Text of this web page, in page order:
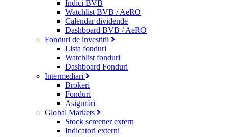
Indici BVB
Watchlist BVB / AeRO
Calendar dividende
Dashboard BVB / AeRO
Fonduri de investitii
Lista fonduri
Watchlist fonduri
Dashboard Fonduri
Intermediari
Brokeri
Fonduri
Asigurări
Global Markets
Stock screener extern
Indicatori externi